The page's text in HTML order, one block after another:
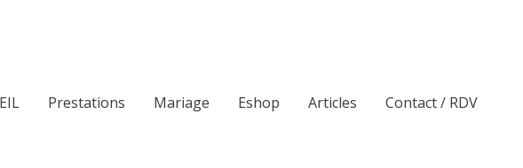
Prestations Mariage Eshop Articles Contact / RDV